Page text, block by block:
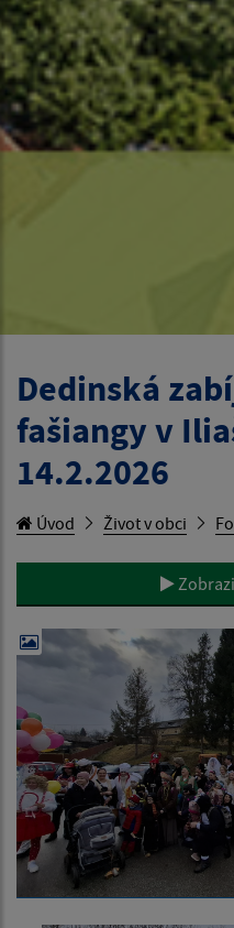
Dedinská
fašiangy v
14.2.2026
Úvod Život v obci